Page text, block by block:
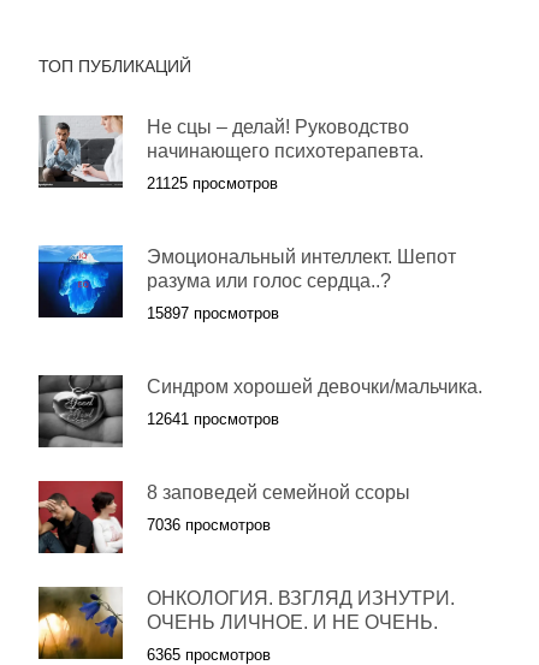
ТОП ПУБЛИКАЦИЙ
Не сцы – делай! Руководство
начинающего психотерапевта.
21125 просмотров
Эмоциональный интеллект. Шепот
разума или голос сердца..?
15897 просмотров
Синдром хорошей девочки/мальчика.
12641 просмотров
8 заповедей семейной ссоры
7036 просмотров
ОНКОЛОГИЯ. ВЗГЛЯД ИЗНУТРИ.
ОЧЕНЬ ЛИЧНОЕ. И НЕ ОЧЕНЬ.
6365 просмотров